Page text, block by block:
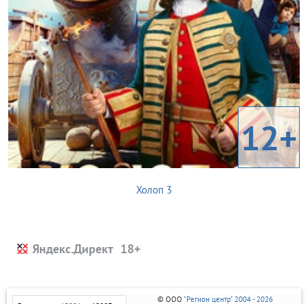
12+
Холоп 3
Яндекс.Директ
© ООО "Регион центр" 2004 - 2026